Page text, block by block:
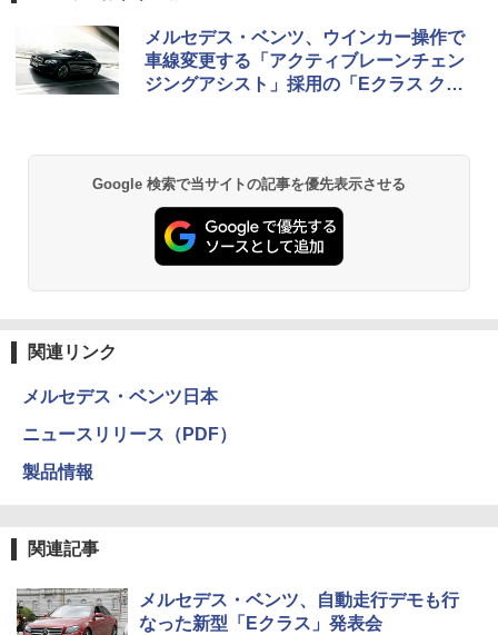
メルセデス・ベンツ、ウインカー操作で
車線変更する「アクティブレーンチェン
ジングアシスト」採用の「Eクラス クー
Google 検索で当サイトの記事を優先表示させる
関連リンク
メルセデス・ベンツ日本
ニュースリリース（PDF）
製品情報
関連記事
メルセデス・ベンツ、自動走行デモも行
なった新型「Eクラス」発表会